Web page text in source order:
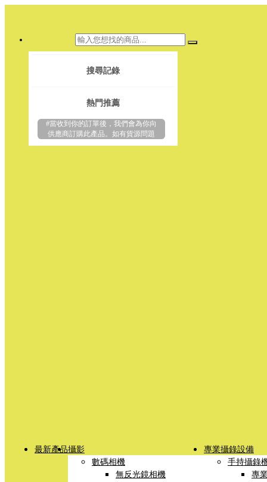
搜尋記錄
熱門推薦
#當收到你的訂單後，我們會為你向
供應商訂購此產品。如有貨源問題
最新產品攝影
數碼相機
無反光鏡相機
專業攝錄設備
手持攝錄
專